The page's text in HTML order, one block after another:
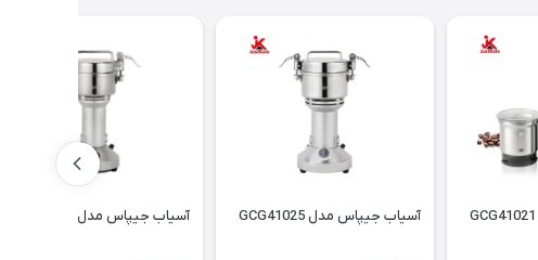
آسیاب جیپاس مدل GCG41025 آسیاب جیپاس مدل GCG41024